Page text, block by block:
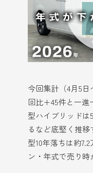
今回集計（4月5
回比+45件と一進
型ハイブリッドは
るなど底堅く推
型10年落ちは約
ン・年式で売り時